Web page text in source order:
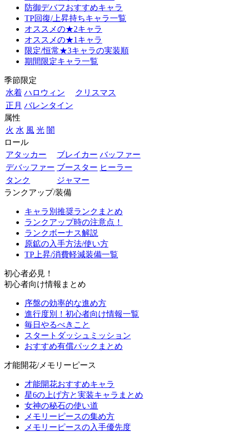
防御デバフおすすめキャラ
TP回復/上昇持ちキャラ一覧
オススメの★2キャラ
オススメの★1キャラ
限定/恒常★3キャラの実装順
期間限定キャラ一覧
季節限定
水着 ハロウィン
クリスマス
正月 バレンタイン
属性
火 水 風 光 闇
ロール
アタッカー
ブレイカー バッファー
デバッファー ブースター ヒーラー
タンク
ジャマー
ランクアップ/装備
キャラ別推奨ランクまとめ
ランクアップ時の注意点！
ランクボーナス解説
原鉱の入手方法/使い方
TP上昇/消費軽減装備一覧
初心者必見！
初心者向け情報まとめ
序盤の効率的な進め方
進行度別！初心者向け情報一覧
毎日やるべきこと
スタートダッシュミッション
おすすめ有償パックまとめ
才能開花/メモリーピース
才能開花おすすめキャラ
星6の上げ方と実装キャラまとめ
女神の秘石の使い道
メモリーピースの集め方
メモリーピースの入手優先度